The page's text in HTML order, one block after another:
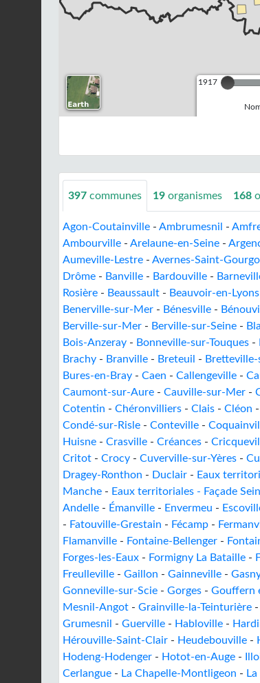
1917
397 communes 19 organismes 168
Agon-Coutainville - Ambrumesnil -
Ambourville - Arelaune-en-Seine -
Aumeville-Lestre - Avernes-Saint-
Drôme - Banville - Bardouville -
Rosière - Beaussault - Beauvoir-en-Lyons
Benerville-sur-Mer - Bénesville -
Berville-sur-Mer - Berville-sur-Seine -
Bois-Anzeray - Bonneville-sur-Touques -
Brachy - Branville - Breteuil -
Bures-en-Bray - Caen - Callengeville -
Caumont-sur-Aure - Cauville-sur-Mer -
Cotentin - Chéronvilliers - Clais - Cléon -
Condé-sur-Risle - Conteville -
Huisne - Crasville - Créances -
Critot - Crocy - Cuverville-sur-Yères -
Dragey-Ronthon - Duclair - Eaux
Manche - Eaux territoriales - Façade
Andelle - Émanville - Envermeu -
- Fatouville-Grestain - Fécamp -
Flamanville - Fontaine-Bellenger -
Forges-les-Eaux - Formigny La Bataille -
Freulleville - Gaillon - Gainneville -
Gonneville-sur-Scie - Gorges - Gouffern
Mesnil-Angot - Grainville-la-Teinturière -
Grumesnil
- Guerville - Habloville -
Hérouville-Saint-Clair - Heudebouville -
Hodeng-Hodenger - Hotot-en-Auge -
Cerlangue - La Chapelle-Montligeon -